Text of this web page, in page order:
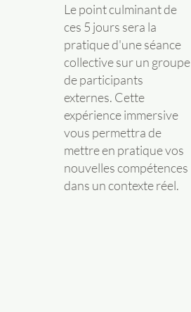
Le point culminant de
ces 5 jours sera la
pratique d'une séance
collective sur un groupe
de participants
externes. Cette
expérience immersive
vous permettra de
mettre en pratique vos
nouvelles compétences
dans un contexte réel.